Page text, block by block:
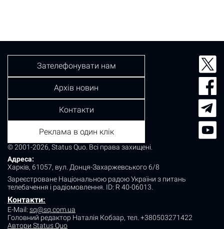
© 2001-2026, Status Quo. Всі права захищені.
Адреса:
Харків, 61057, вул. Донця-Захаржевського 6/8
Зареєстроване Національною радою України з питань
телебачення і радіомовлення. ID: R 40-06013.
Контакти:
E-Mail: sq@sq.com.ua
Головний редактор Наталія Кобзар, тел. +380503271422
Автори Status Quo
Зателефонувати нам
Архів новин
Контакти
Реклама в один клік